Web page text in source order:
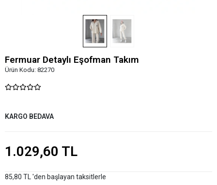
Fermuar Detaylı Eşofman Takım
Ürün Kodu: 82270
KARGO BEDAVA
1.029,60 TL
85,80 TL 'den başlayan taksitlerle